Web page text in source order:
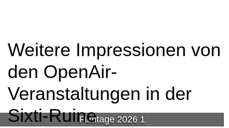
Filmtage 2026 1
Weitere Impressionen von
den OpenAir-
Veranstaltungen in der
Sixti-Ruine